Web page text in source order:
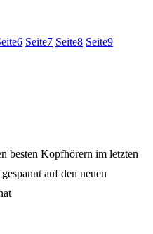
6 Seite7 Seite8 Seite9
besten Kopfhörern im letzten
auf den neuen